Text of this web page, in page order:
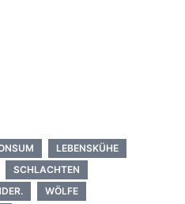
LEBENSKÜHE
SCHLACHTEN
WÖLFE